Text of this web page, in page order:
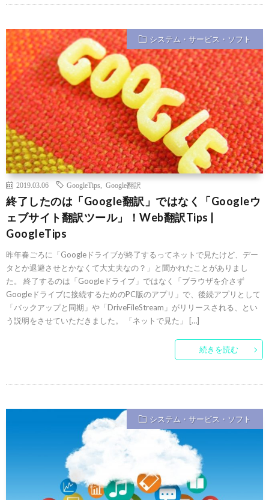
システム・サービス・ソフト
2019.03.06 GoogleTips Google翻訳
終了したのは「Google翻訳」ではなく「Googleウ
ェブサイト翻訳ツール」！Web翻訳Tips |
GoogleTips
昨年春ごろに「Googleドライブが終了するってネットで見たけど、デー
タとか退避させとかなくて大丈夫なの？」と聞かれたことがありまし
た。 終了するのは「Googleドライブ」ではなく「ブラウザを介さず
Googleドライブに接続するためのPC版のアプリ」で、後続アプリとして
「バックアップと同期」や「DriveFileStream」がリリースされる、とい
う説明をさせていただきました。 「ネットで見た」 […]
続きを読む
システム・サービス・ソフト